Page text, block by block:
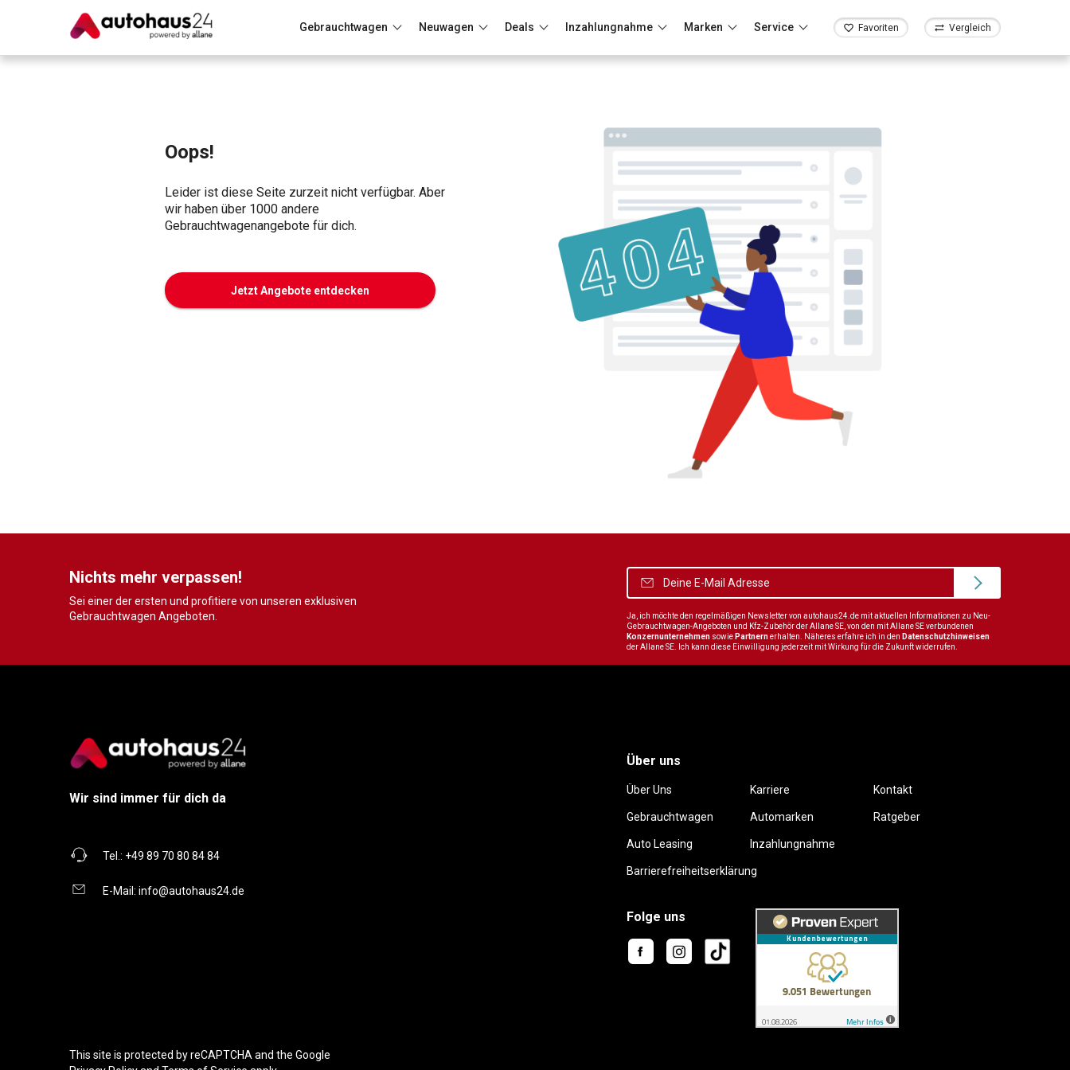
Gebrauchtwagen Neuwagen Deals Inzahlungnahme Marken Service Favoriten Vergleich
Oops!
Leider ist diese Seite zurzeit nicht verfügbar. Aber
wir haben über 1000 andere
Gebrauchtwagenangebote für dich.
Jetzt Angebote entdecken
Nichts mehr verpassen!
Sei einer der ersten und profitiere von unseren exklusiven
Gebrauchtwagen Angeboten.
Ja, ich möchte den regelmäßigen Newsletter von autohaus24.de mit aktuellen Informationen zu Neu-
Gebrauchtwagen-Angeboten und Kfz-Zubehör der Allane SE, von den mit Allane SE verbundenen
Konzernunternehmen sowie Partnernerhalten. Näheres erfahre ich in den Datenschutzhinweisen
der Allane SE. Ich kann diese Einwilligung jederzeit mit Wirkung für die Zukunft widerrufen.
Wir sind immer für dich da
Tel.: +49 89 70 80 84 84
E-Mail: info@autohaus24.de
Über uns
Über Uns Karriere Kontakt
Gebrauchtwagen Automarken Ratgeber
Auto Leasing Inzahlungnahme
Barrierefreiheitserklärung
Folge uns
This site is protected by reCAPTCHA and the Google